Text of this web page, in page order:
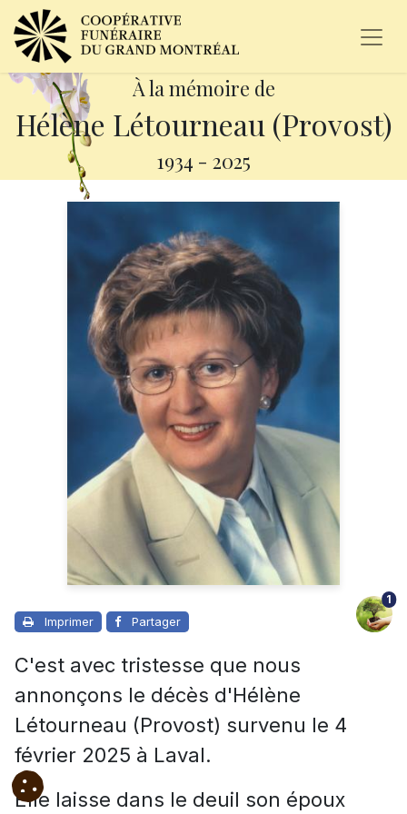
À la mémoire de
Hélène Létourneau (Provost)
1934 - 2025
Imprimer Partager
1
C'est avec tristesse que nous
annonçons le décès d'Hélène
Létourneau (Provost) survenu le 4
février 2025 à Laval.
Elle laisse dans le deuil son époux